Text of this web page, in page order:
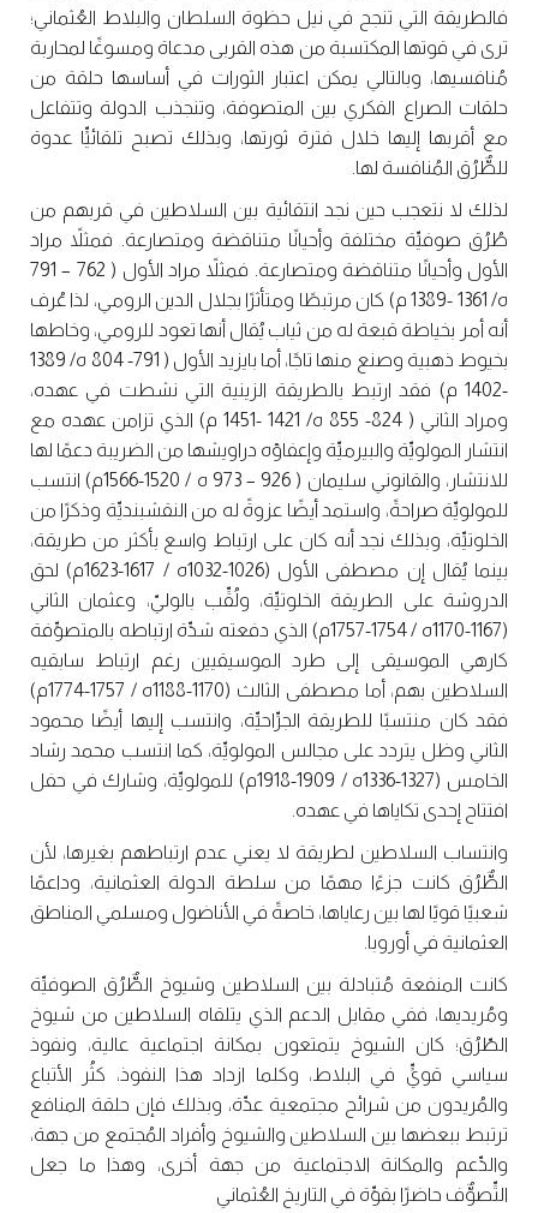
فالطريقة التي تنجح في نيل حظوة السلطان والبلاط العُثماني؛
ترى في قوتها المكتسبة من هذه القربى مدعاة ومسوغًا لمحاربة
مُنافسيها، وبالتالي يمكن اعتبار الثورات في أساسها حلقة من
حلقات الصراع الفكري بين المتصوفة، وتنجذب الدولة وتتفاعل
مع أقربها إليها خلال فترة ثورتها، وبذلك تصبح تلقائيٍّا عدوة
للطٌّرُق المُنافسة لها.
لذلك لا نتعجب حين نجد انتقائية بين السلاطين في قربهم من
طُرُق صوفيِّة مختلفة وأحيانًا متناقضة ومتصارعة. فمثلاً مراد
الأول وأحيانًا متناقضة ومتصارعة. فمثلاً مراد الأول ( 762 – 791
ه/ 1361 -1389 م) كان مرتبطًا ومتأثرًا بجلال الدين الرومي، لذا عُرف
أنه أمر بخياطة قبعة له من ثياب يُقال أنها تعود للرومي، وخاطها
بخيوط ذهبية وصنع منها تاجًا، أما بايزيد الأول ( 791- 804 ه/ 1389
-1402 م) فقد ارتبط بالطريقة الزينية التي نشطت في عهده،
ومراد الثاني ( 824- 855 ه/ 1421 -1451 م) الذي تزامن عهده مع
انتشار المولويِّة والبيرميِّة وإعفاؤه دراويشها من الضريبة دعمًا لها
للانتشار، والقانوني سليمان ( 926 – 973 ه / 1520-1566م) انتسب
للمولويِّة صراحةً، واستمد أيضًا عزوةً له من النقشبنديِّة وذكرًا من
الخلوتيِّة، وبذلك نجد أنه كان على ارتباط واسع بأكثر من طريقة،
بينما يُقال إن مصطفى الأول (1026-1032ه / 1617-1623م) لحق
الدروشة على الطريقة الخلوتيِّة، ولُقِّب بالوليّ، وعثمان الثاني
(1167-1170ه / 1754-1757م) الذي دفعته شدِّة ارتباطه بالمتصوِّفة
كارهي الموسيقى إلى طرد الموسيقيين رغم ارتباط سابقيه
السلاطين بهم، أما مصطفى الثالث (1170-1188ه / 1757-1774م)
فقد كان منتسبًا للطريقة الجرِّاحيِّة، وانتسب إليها أيضًا محمود
الثاني وظل يتردد على مجالس المولويِّة، كما انتسب محمد رشاد
الخامس (1327-1336ه / 1909-1918م) للمولويِّة، وشارك في حفل
افتتاح إحدى تكاياها في عهده.
وانتساب السلاطين لطريقة لا يعني عدم ارتباطهم بغيرها، لأن
الطٌّرُق كانت جزءًا مهمًا من سلطة الدولة العثمانية، وداعمًا
شعبيًا قويًا لها بين رعاياها، خاصةً في الأناضول ومسلمي المناطق
العثمانية في أوروبا.
كانت المنفعة مُتبادلة بين السلاطين وشيوخ الطٌّرُق الصوفيِّة
ومُريديها، ففي مقابل الدعم الذي يتلقاه السلاطين من شيوخ
الطّرُق؛ كان الشيوخ يتمتعون بمكانة اجتماعية عالية، ونفوذ
سياسي قويٍّ في البلاط، وكلما ازداد هذا النفوذ، كثُر الأتباع
والمُريدون من شرائح مجتمعية عدِّة، وبذلك فإن حلقة المنافع
ترتبط ببعضها بين السلاطين والشيوخ وأفراد المُجتمع من جهة،
والدِّعم والمكانة الاجتماعية من جهة أخرى، وهذا ما جعل
التِّصوٌّف حاضرًا بقوِّة في التاريخ العُثماني